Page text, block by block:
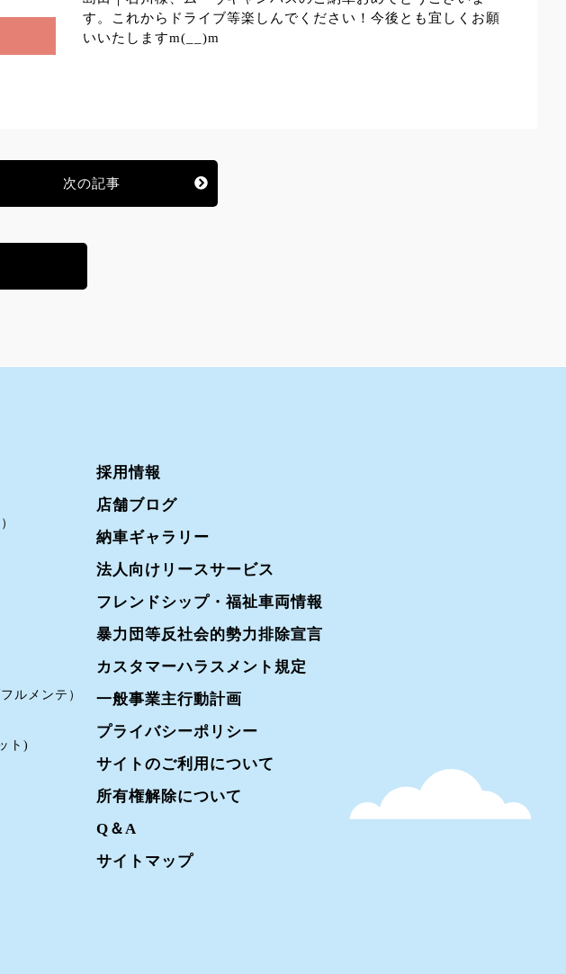
す。これからドライブ等楽しんでください！今後とも宜しくお願
いいたしますm(__)m
次の記事
ルメンテ）
ト)
採用情報
店舗ブログ
納車ギャラリー
法人向けリースサービス
フレンドシップ・福祉車両情報
暴力団等反社会的勢力排除宣言
カスタマーハラスメント規定
一般事業主行動計画
プライバシーポリシー
サイトのご利用について
所有権解除について
Q＆A
サイトマップ